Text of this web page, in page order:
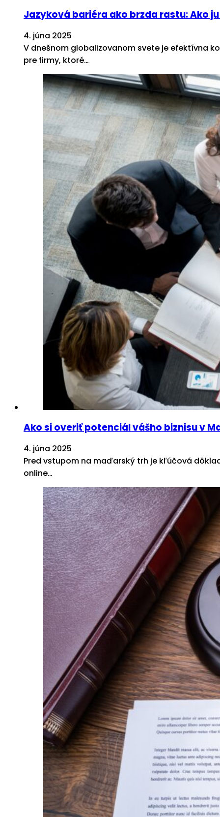
Jazyková bariéra ako brzda rastu: Ako
4. júna 2025
V dnešnom globalizovanom svete je efektívna
pre firmy, ktoré…
Ako si overiť potenciál vášho biznisu v
4. júna 2025
Pred vstupom na maďarský trh je kľúčová
online…